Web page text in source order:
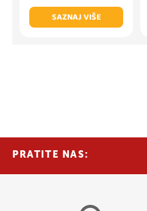
SAZNAJ VIŠE
PRATITE NAS: